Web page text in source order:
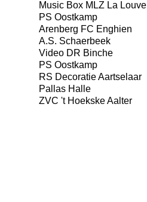
Music Box MLZ La Louve
PS Oostkamp
Arenberg FC Enghien
A.S. Schaerbeek
Video DR Binche
PS Oostkamp
RS Decoratie Aartselaar
Pallas Halle
ZVC 't Hoekske Aalter